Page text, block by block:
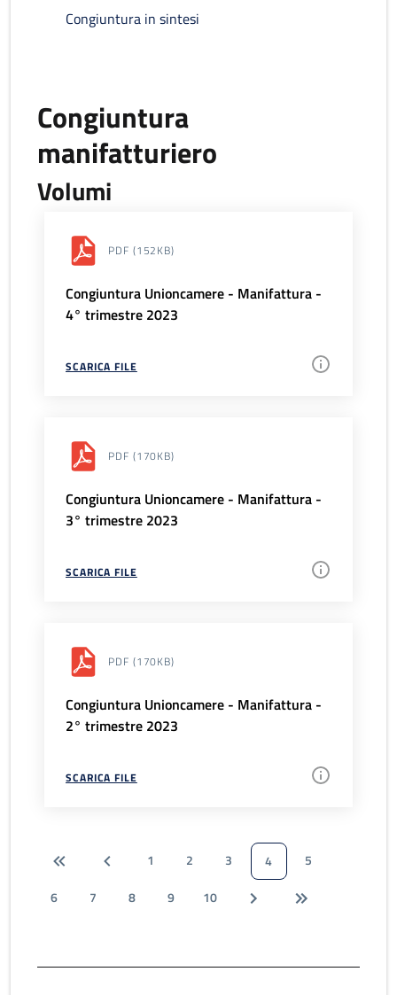
Congiuntura in sintesi
Congiuntura
manifatturiero
Volumi
PDF (152KB)
Congiuntura Unioncamere - Manifattura -
4° trimestre 2023
SCARICA FILE
PDF (170KB)
Congiuntura Unioncamere - Manifattura -
3° trimestre 2023
SCARICA FILE
PDF (170KB)
Congiuntura Unioncamere - Manifattura -
2° trimestre 2023
SCARICA FILE
1 2 3 4
5
6
7 8 9 10